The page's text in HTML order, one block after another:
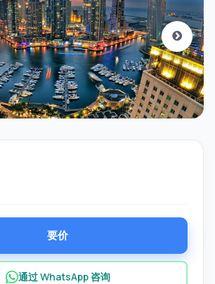
要价
通过 WhatsApp 咨询